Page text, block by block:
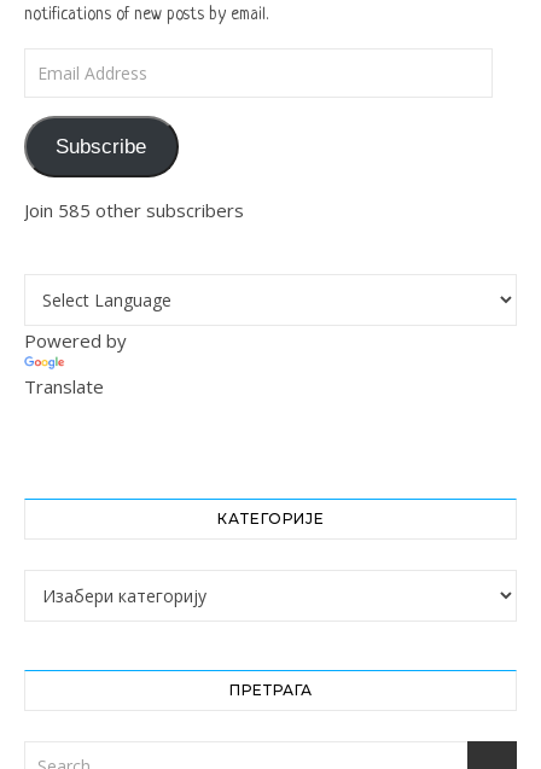
notifications of new posts by email.
Email Address
Subscribe
Join 585 other subscribers
Powered by
Translate
КАТЕГОРИЈЕ
Категорије
ПРЕТРАГА